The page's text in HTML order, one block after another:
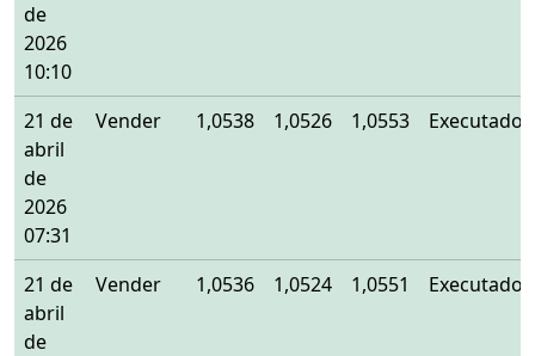
de
2026
10:10
21 de
abril
de
2026
07:31
Vender 1,0538 1,0526 1,0553 Executado
21 de
abril
de
Vender 1,0536 1,0524 1,0551 Executado